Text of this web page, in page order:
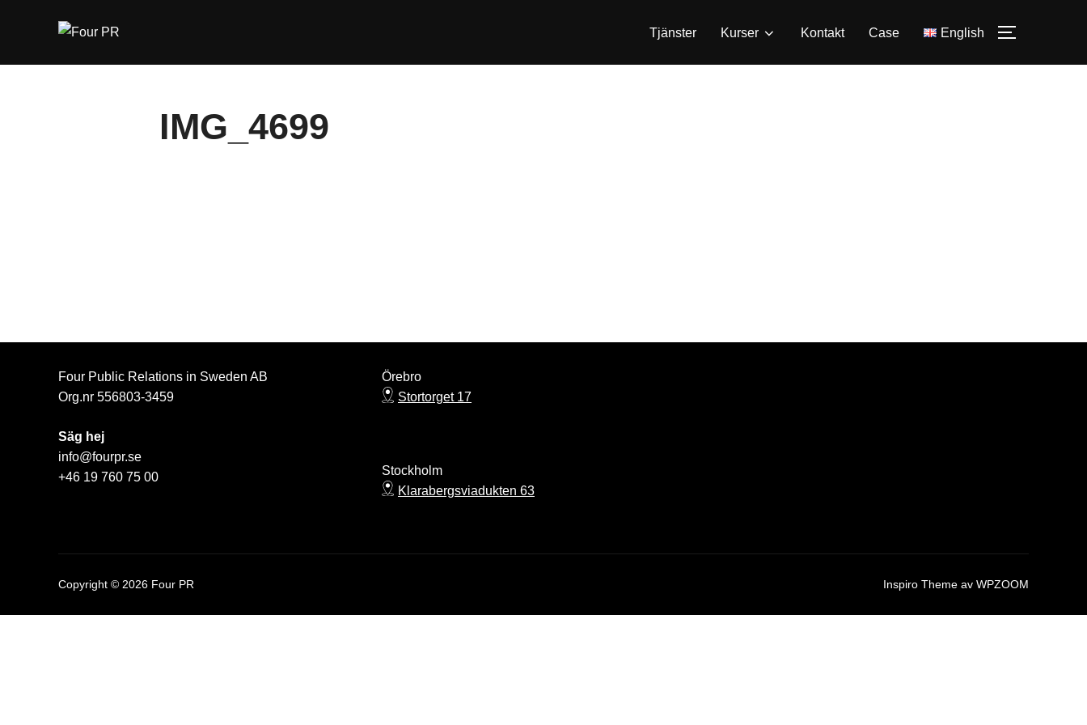
Tjänster Kurser Kontakt Case English SLÅ PÅ/
IMG_4699
Four Public Relations in Sweden AB
Org.nr 556803-3459
Säg hej
info@fourpr.se
+46 19 760 75 00
Örebro
Stortorget 17
Stockholm
Klarabergsviadukten 63
Copyright © 2026 Four PR Inspiro Theme av WPZOOM